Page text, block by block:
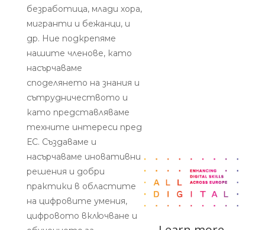
безработица, млади хора,
мигранти и бежанци, и
др. Ние подкрепяме
нашите членове, като
насърчаваме
споделянето на знания и
сътрудничеството и
като представляваме
техните интереси пред
ЕС. Създаваме и
насърчаваме иновативни
решения и добри
практики в областите
на цифровите умения,
цифровото включване и